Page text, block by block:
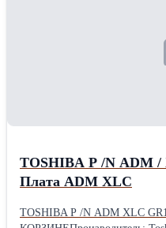
TOSHIBA P /N ADM /
Плата ADM XLC
TOSHIBA P /N ADM XLC GR1 / PM42-01521 Плата ADM В